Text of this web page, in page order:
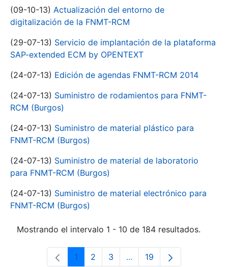
(09-10-13) Actualización del entorno de
digitalización de la FNMT-RCM
(29-07-13) Servicio de implantación de la plataforma
SAP-extended ECM by OPENTEXT
(24-07-13) Edición de agendas FNMT-RCM 2014
(24-07-13) Suministro de rodamientos para FNMT-
RCM (Burgos)
(24-07-13) Suministro de material plástico para
FNMT-RCM (Burgos)
(24-07-13) Suministro de material de laboratorio
para FNMT-RCM (Burgos)
(24-07-13) Suministro de material electrónico para
FNMT-RCM (Burgos)
Mostrando el intervalo 1 - 10 de 184 resultados.
Página
1 Página
2 Página
3 ...Páginas intermedias Use
Página
19